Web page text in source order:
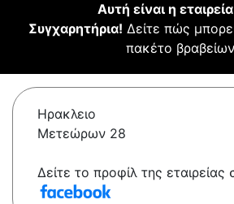
Αυτή είναι η
Συγχαρητήρια! Δείτε πώς
πακέτο
Ηρακλειο
Μετεώρων 28
Δείτε το προφίλ της εταιρείας